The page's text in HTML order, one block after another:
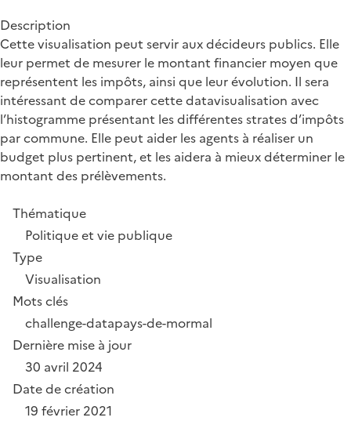
Description
Cette visualisation peut servir aux décideurs publics. Elle
leur permet de mesurer le montant financier moyen que
représentent les impôts, ainsi que leur évolution. Il sera
intéressant de comparer cette datavisualisation avec
l’histogramme présentant les différentes strates d’impôts
par commune. Elle peut aider les agents à réaliser un
budget plus pertinent, et les aidera à mieux déterminer le
montant des prélèvements.
Thématique
Politique et vie publique
Type
Visualisation
Mots clés
challenge-datapays-de-mormal
Dernière mise à jour
30 avril 2024
Date de création
19 février 2021